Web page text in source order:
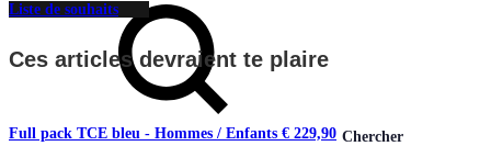
Chercher
Liste de souhaits
Ces articles devraient te plaire
Full pack TCE bleu - Hommes / Enfants € 229,90